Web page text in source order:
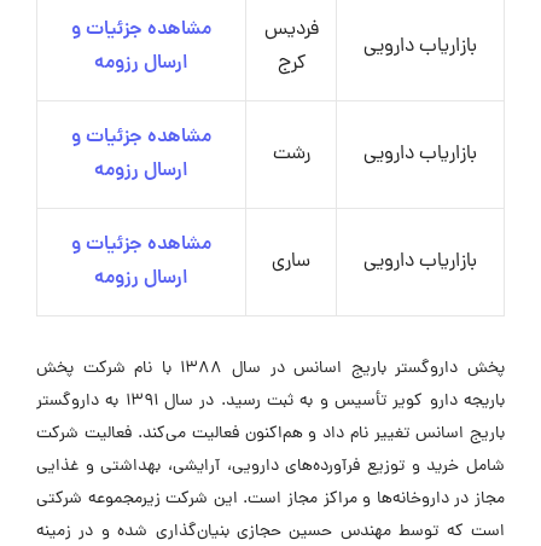
بازاریاب دارویی
فردیس
کرج
مشاهده جزئیات و
ارسال رزومه
بازاریاب دارویی رشت
مشاهده جزئیات و
ارسال رزومه
بازاریاب دارویی ساری
مشاهده جزئیات و
ارسال رزومه
پخش داروگستر باریج اسانس در سال ۱۳۸۸ با نام شرکت پخش
باریجه دارو کویر تأسیس و به ثبت رسید. در سال ۱۳۹۱ به داروگستر
باریج اسانس تغییر نام داد و هم‌اکنون فعالیت می‌کند. فعالیت شرکت
شامل خرید و توزیع فرآورده‌های دارویی، آرایشی، بهداشتی و غذایی
مجاز در داروخانه‌ها و مراکز مجاز است. این شرکت زیرمجموعه شرکتی
است که توسط مهندس حسین حجازی بنیان‌گذاری شده و در زمینه